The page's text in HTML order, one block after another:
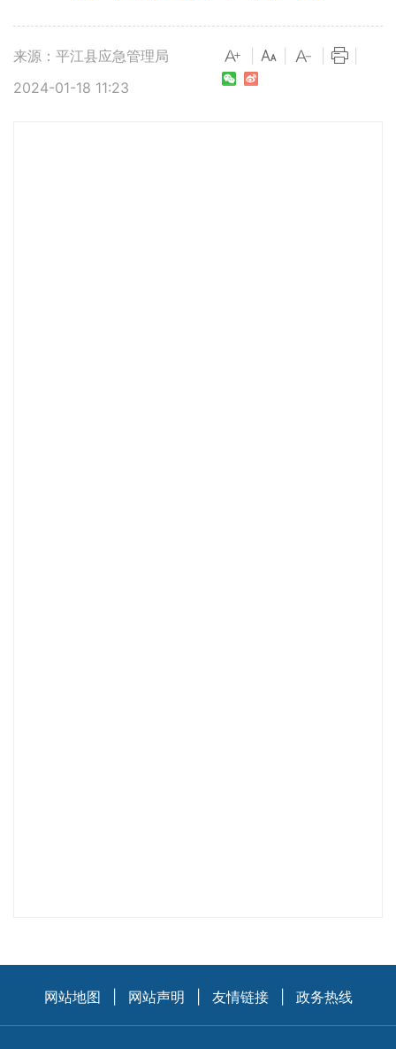
来源：平江县应急管理局
2024-01-18 11:23
网站地图 网站声明 友情链接 政务热线